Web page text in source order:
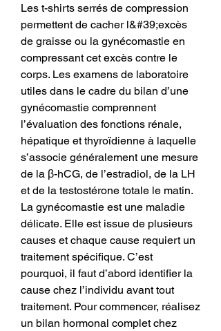
Les t-shirts serrés de compression
permettent de cacher l&#39;excès
de graisse ou la gynécomastie en
compressant cet excès contre le
corps. Les examens de laboratoire
utiles dans le cadre du bilan d’une
gynécomastie comprennent
l’évaluation des fonctions rénale,
hépatique et thyroïdienne à laquelle
s’associe généralement une mesure
de la β-hCG, de l’estradiol, de la LH
et de la testostérone totale le matin.
La gynécomastie est une maladie
délicate. Elle est issue de plusieurs
causes et chaque cause requiert un
traitement spécifique. C’est
pourquoi, il faut d’abord identifier la
cause chez l’individu avant tout
traitement. Pour commencer, réalisez
un bilan hormonal complet chez